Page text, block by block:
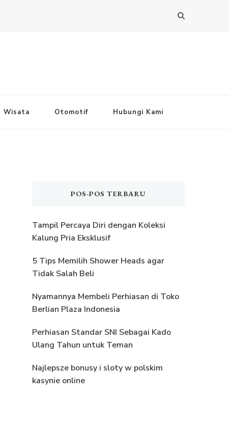
Wisata Otomotif Hubungi Kami
POS-POS TERBARU
Tampil Percaya Diri dengan Koleksi
Kalung Pria Eksklusif
5 Tips Memilih Shower Heads agar
Tidak Salah Beli
Nyamannya Membeli Perhiasan di Toko
Berlian Plaza Indonesia
Perhiasan Standar SNI Sebagai Kado
Ulang Tahun untuk Teman
Najlepsze bonusy i sloty w polskim
kasynie online